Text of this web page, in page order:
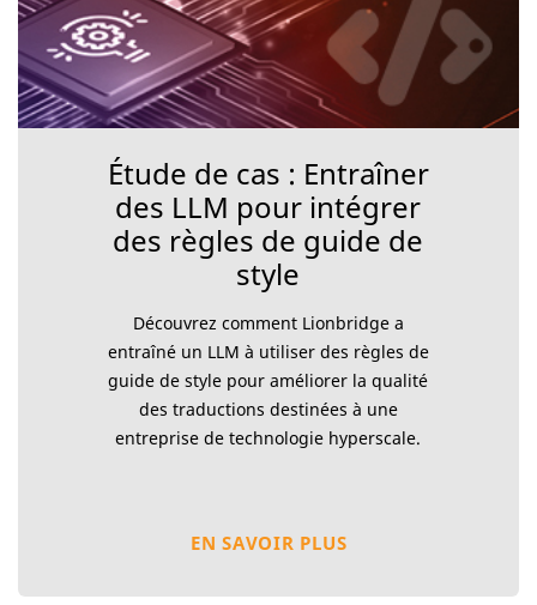
Étude de cas : Entraîner
des LLM pour intégrer
des règles de guide de
style
Découvrez comment Lionbridge a
entraîné un LLM à utiliser des règles de
guide de style pour améliorer la qualité
des traductions destinées à une
entreprise de technologie hyperscale.
EN SAVOIR PLUS